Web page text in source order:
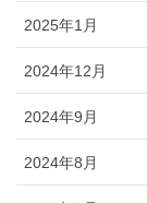
2025年1月
2024年12月
2024年9月
2024年8月